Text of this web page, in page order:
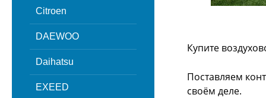
Citroen
DAEWOO
Daihatsu
EXEED
Купите
Поставляем
своём деле.